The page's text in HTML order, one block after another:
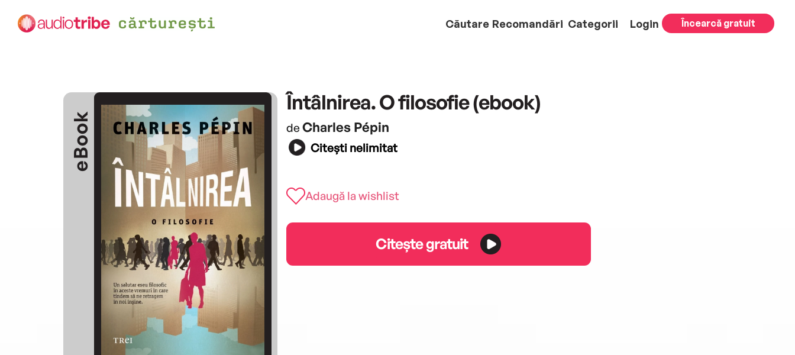
Căutare Recomandări Categorii Login Încearcă gratuit
eBook
Întâlnirea. O filosofie (ebook)
de Charles Pépin
Citești nelimitat
Adaugă la wishlist
Citește gratuit